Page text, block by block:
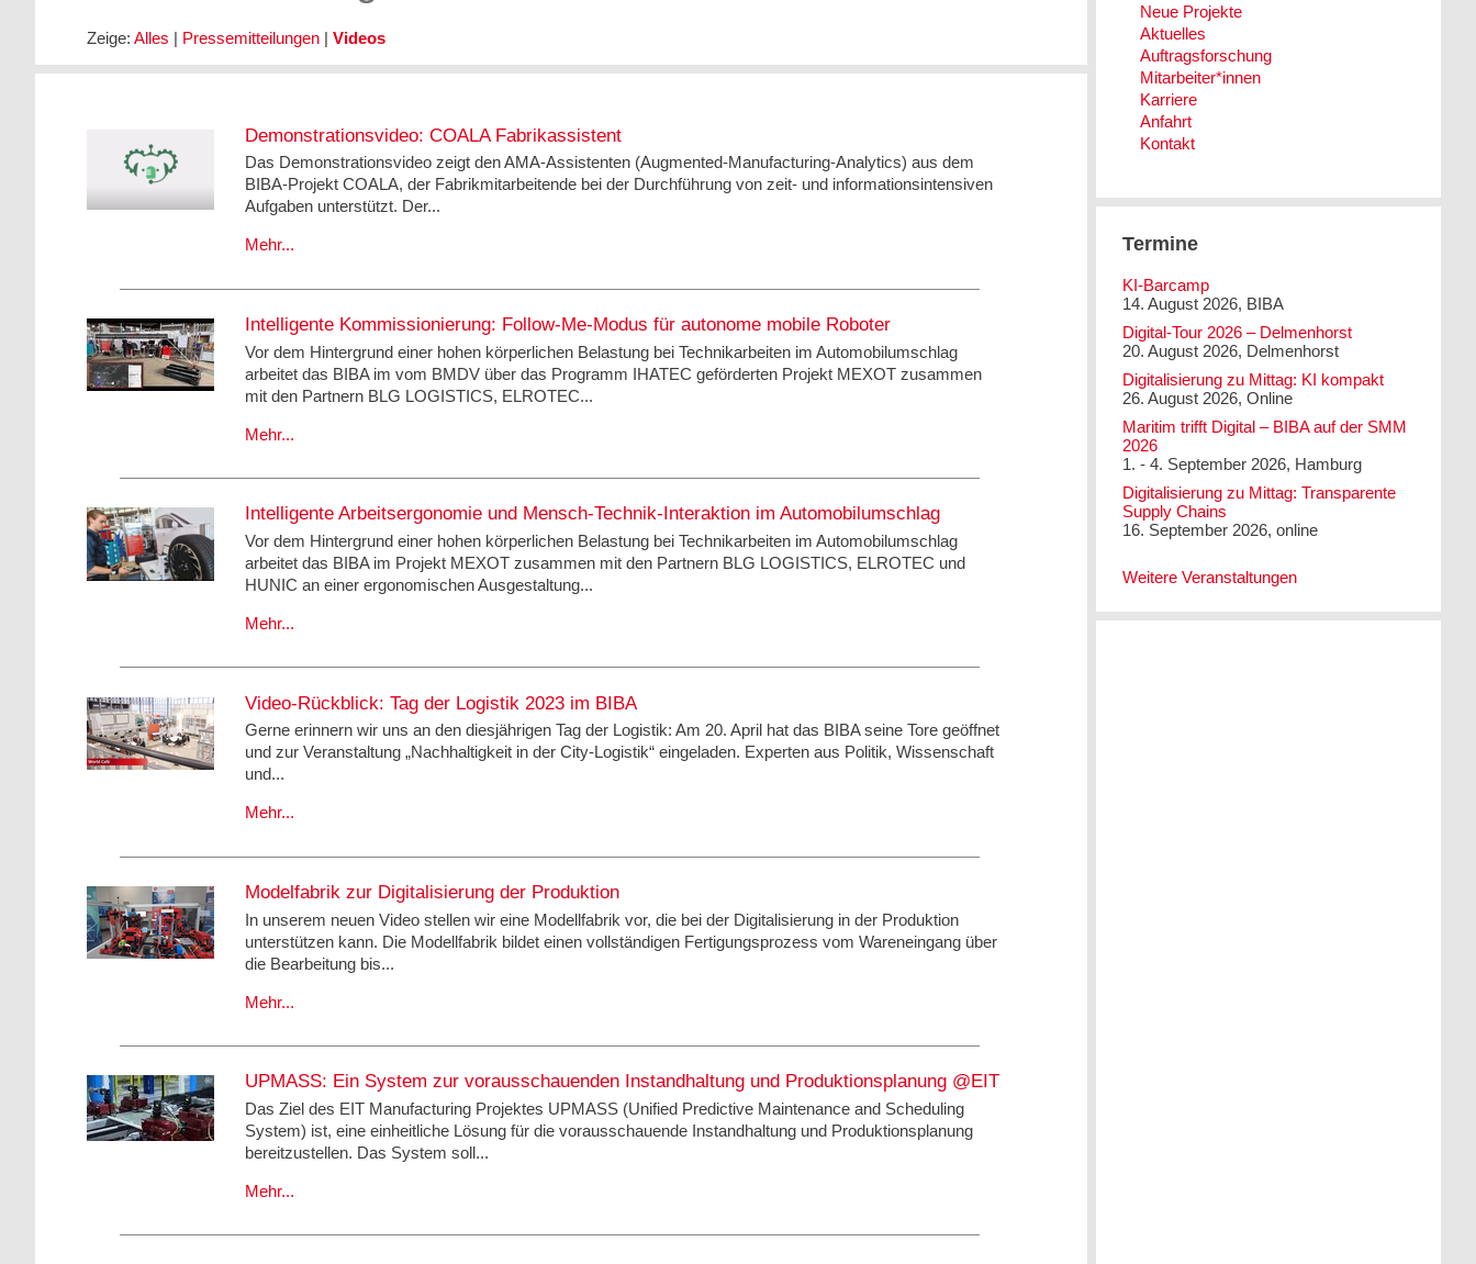
Zeige: Alles | Pressemitteilungen| Videos
Demonstrationsvideo: COALA Fabrikassistent
Das Demonstrationsvideo zeigt den AMA-Assistenten (Augmented-Manufacturing-Analytics) aus dem
BIBA-Projekt COALA, der Fabrikmitarbeitende bei der Durchführung von zeit- und informationsintensiven
Aufgaben unterstützt. Der...
Mehr...
Intelligente Kommissionierung: Follow-Me-Modus für autonome mobile Roboter
Vor dem Hintergrund einer hohen körperlichen Belastung bei Technikarbeiten im Automobilumschlag
arbeitet das BIBA im vom BMDV über das Programm IHATEC geförderten Projekt MEXOT zusammen
mit den Partnern BLG LOGISTICS, ELROTEC...
Mehr...
Intelligente Arbeitsergonomie und Mensch-Technik-Interaktion im Automobilumschlag
Vor dem Hintergrund einer hohen körperlichen Belastung bei Technikarbeiten im Automobilumschlag
arbeitet das BIBA im Projekt MEXOT zusammen mit den Partnern BLG LOGISTICS, ELROTEC und
HUNIC an einer ergonomischen Ausgestaltung...
Mehr...
Video-Rückblick: Tag der Logistik 2023 im BIBA
Gerne erinnern wir uns an den diesjährigen Tag der Logistik: Am 20. April hat das BIBA seine Tore geöffnet
und zur Veranstaltung „Nachhaltigkeit in der City-Logistik“ eingeladen. Experten aus Politik, Wissenschaft
und...
Mehr...
Modelfabrik zur Digitalisierung der Produktion
In unserem neuen Video stellen wir eine Modellfabrik vor, die bei der Digitalisierung in der Produktion
unterstützen kann. Die Modellfabrik bildet einen vollständigen Fertigungsprozess vom Wareneingang über
die Bearbeitung bis...
Mehr...
UPMASS: Ein System zur vorausschauenden Instandhaltung und Produktionsplanung @EIT
Das Ziel des EIT Manufacturing Projektes UPMASS (Unified Predictive Maintenance and Scheduling
System) ist, eine einheitliche Lösung für die vorausschauende Instandhaltung und Produktionsplanung
bereitzustellen. Das System soll...
Mehr...
Neue Projekte
Aktuelles
Auftragsforschung
Mitarbeiter*innen
Karriere
Anfahrt
Kontakt
Termine
KI-Barcamp
14. August 2026, BIBA
Digital-Tour 2026 – Delmenhorst
20. August 2026, Delmenhorst
Digitalisierung zu Mittag: KI kompakt
26. August 2026, Online
Maritim trifft Digital – BIBA auf der SMM
2026
1. - 4. September 2026, Hamburg
Digitalisierung zu Mittag: Transparente
Supply Chains
16. September 2026, online
Weitere Veranstaltungen